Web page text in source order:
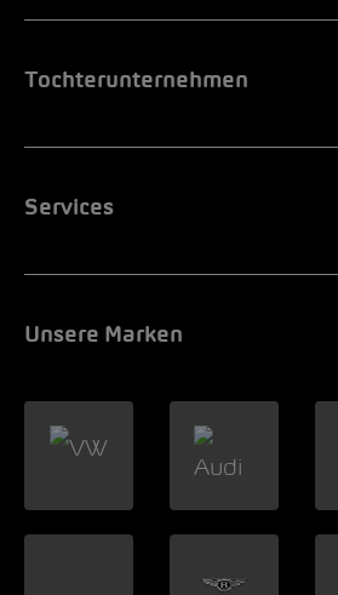
Tochterunternehmen
Services
Unsere Marken